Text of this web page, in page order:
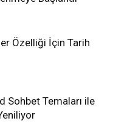
Özelliği İçin Tarih
Sohbet Temaları ile